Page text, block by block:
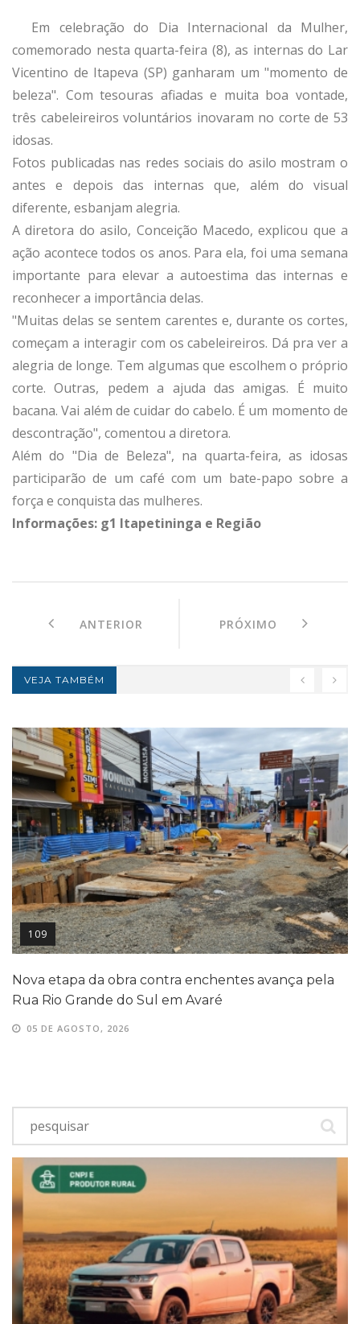
Em celebração do Dia Internacional da Mulher,
comemorado nesta quarta-feira (8), as internas do Lar
Vicentino de Itapeva (SP) ganharam um "momento de
beleza". Com tesouras afiadas e muita boa vontade,
três cabeleireiros voluntários inovaram no corte de 53
idosas.
Fotos publicadas nas redes sociais do asilo mostram o
antes e depois das internas que, além do visual
diferente, esbanjam alegria.
A diretora do asilo, Conceição Macedo, explicou que a
ação acontece todos os anos. Para ela, foi uma semana
importante para elevar a autoestima das internas e
reconhecer a importância delas.
"Muitas delas se sentem carentes e, durante os cortes,
começam a interagir com os cabeleireiros. Dá pra ver a
alegria de longe. Tem algumas que escolhem o próprio
corte. Outras, pedem a ajuda das amigas. É muito
bacana. Vai além de cuidar do cabelo. É um momento de
descontração", comentou a diretora.
Além do "Dia de Beleza", na quarta-feira, as idosas
participarão de um café com um bate-papo sobre a
força e conquista das mulheres.
Informações: g1 Itapetininga e Região
ANTERIOR PRÓXIMO
VEJA TAMBÉM
109
Nova etapa da obra contra enchentes avança pela
Rua Rio Grande do Sul em Avaré
05 DE AGOSTO, 2026